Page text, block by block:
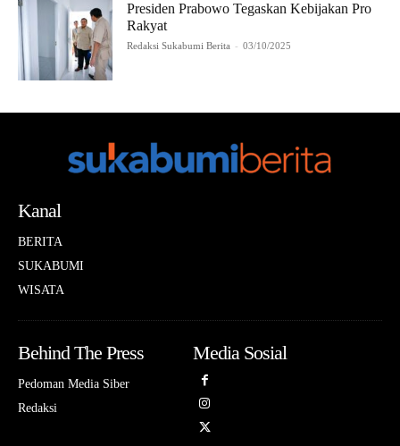
Presiden Prabowo Tegaskan Kebijakan Pro
Rakyat
Redaksi Sukabumi Berita - 03/10/2025
Kanal
BERITA
SUKABUMI
WISATA
Behind The Press
Pedoman Media Siber
Redaksi
Media Sosial